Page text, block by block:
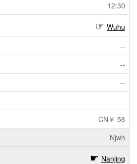
12:30
Wuhu
--
--
--
--
CN￥ 58
Njwh
Nanjing